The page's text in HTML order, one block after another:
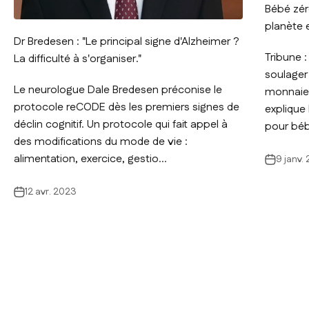
Dr Bredesen : "Le principal signe d'Alzheimer ?
La difficulté à s'organiser."
Le neurologue Dale Bredesen préconise le
protocole reCODE dès les premiers signes de
déclin cognitif. Un protocole qui fait appel à
des modifications du mode de vie :
alimentation, exercice, gestio...
12 avr. 2023
Bébé
planète
Tribune
pour
9 janv.